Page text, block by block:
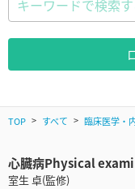
TOP すべて 臨床医学・
心臓病Physical
室生 卓(監修)